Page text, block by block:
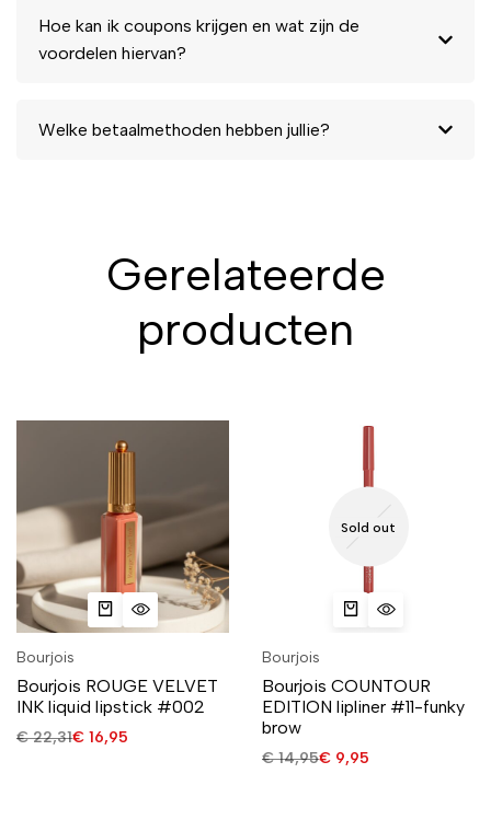
Hoe kan ik coupons krijgen en wat zijn de
voordelen hiervan?
Welke betaalmethoden hebben jullie?
Gerelateerde
producten
Bourjois
Bourjois ROUGE VELVET
INK liquid lipstick #002
€22,31€ 16,95
Sold out
Bourjois
Bourjois COUNTOUR
EDITION lipliner #11-funky
brow
€14,95€ 9,95